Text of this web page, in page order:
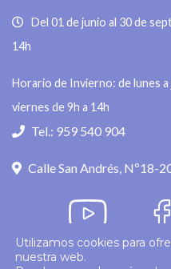
Del 01 de junio al 30 de
14h
Horario de Invierno: de lunes a
viernes de 9h a 14h
Tel.: 959 540 904
Calle San Andrés, Nº18-
Utilizamos cookies para
nuestra web.